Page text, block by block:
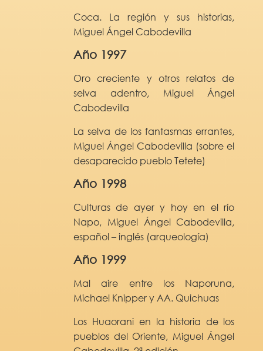
Coca. La región y sus historias,
Miguel Ángel Cabodevilla
Año 1997
Oro creciente y otros relatos de
selva adentro, Miguel Ángel
Cabodevilla
La selva de los fantasmas errantes,
Miguel Ángel Cabodevilla (sobre el
desaparecido pueblo Tetete)
Año 1998
Culturas de ayer y hoy en el río
Napo, Miguel Ángel Cabodevilla,
español – inglés (arqueología)
Año 1999
Mal aire entre los Naporuna,
Michael Knipper y AA. Quichuas
Los Huaorani en la historia de los
pueblos del Oriente, Miguel Ángel